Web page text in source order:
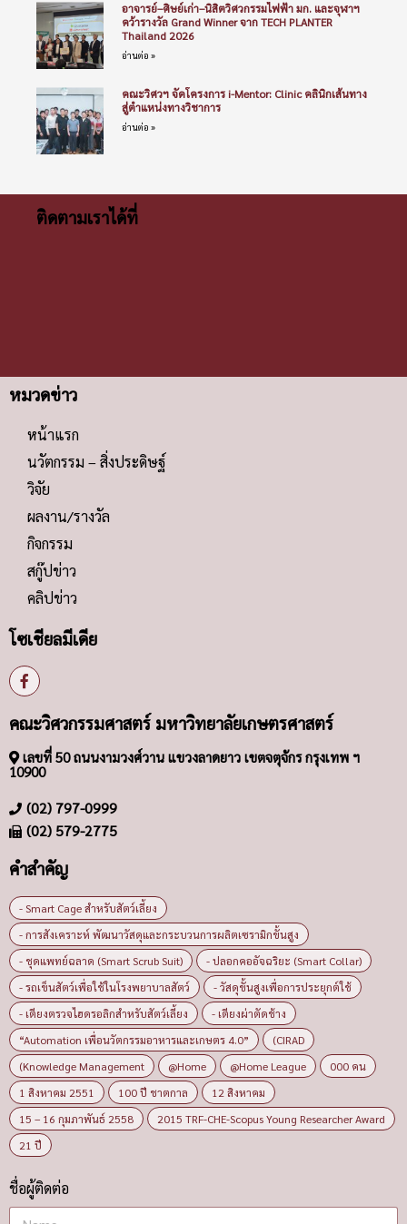
อาจารย์–ศิษย์เก่า–นิสิตวิศวกรรมไฟฟ้า มก. และจุฬาฯ
คว้ารางวัล Grand Winner จาก TECH PLANTER
Thailand 2026
อ่านต่อ »
คณะวิศวฯ จัดโครงการ i-Mentor: Clinic คลินิกเส้นทาง
สู่ตำแหน่งทางวิชาการ
อ่านต่อ »
ติดตามเราได้ที่
หมวดข่าว
หน้าแรก
นวัตกรรม – สิ่งประดิษฐ์
วิจัย
ผลงาน/รางวัล
กิจกรรม
สกู๊ปข่าว
คลิปข่าว
โซเชียลมีเดีย
คณะวิศวกรรมศาสตร์ มหาวิทยาลัยเกษตรศาสตร์
เลขที่ 50 ถนนงามวงศ์วาน แขวงลาดยาว เขตจตุจักร กรุงเทพ ฯ
10900
(02) 797-0999
(02) 579-2775
คำสำคัญ
- Smart Cage สำหรับสัตว์เลี้ยง
- การสังเคราะห์ พัฒนาวัสดุและกระบวนการผลิตเซรามิกขั้นสูง
- ชุดแพทย์ฉลาด (Smart Scrub Suit)
- ปลอกคออัจฉริยะ (Smart Collar)
- รถเข็นสัตว์เพื่อใช้ในโรงพยาบาลสัตว์
- วัสดุขั้นสูงเพื่อการประยุกต์ใช้
- เตียงตรวจไฮดรอลิกสำหรับสัตว์เลี้ยง
- เตียงผ่าตัดช้าง
“Automation เพื่อนวัตกรรมอาหารและเกษตร 4.0”
(CIRAD
(Knowledge Management
@Home @Home League
000 คน
1 สิงหาคม 2551
100 ปี ชาตกาล
12 สิงหาคม
15 – 16 กุมภาพันธ์ 2558
2015 TRF-CHE-Scopus Young Researcher Award
21 ปี
ชื่อผู้ติดต่อ